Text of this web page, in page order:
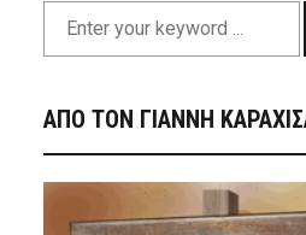
ΑΠΟ ΤΟΝ ΓΙΑΝΝΗ